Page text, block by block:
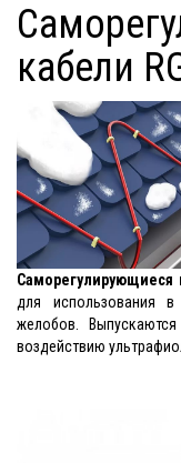
кабели
Саморегулирующиеся
для использования
желобов.
воздействию